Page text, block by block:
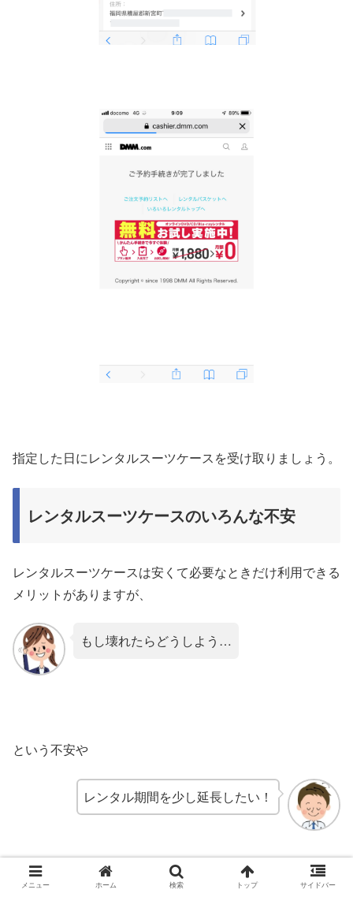
指定した日にレンタルスーツケースを受け取りましょう。
レンタルスーツケースのいろんな不安
レンタルスーツケースは安くて必要なときだけ利用できる
メリットがありますが、
もし壊れたらどうしよう…
という不安や
レンタル期間を少し延長したい！
というケースも出てくるでしょう。
メニュー ホーム 検索 トップ サイドバー